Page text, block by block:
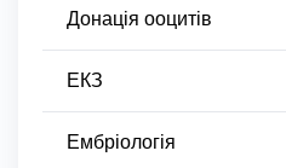
Донація ооцитів
ЕКЗ
Ембріологія